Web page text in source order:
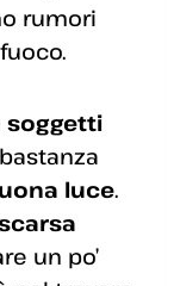
rumori
soggetti
luce.
un po’